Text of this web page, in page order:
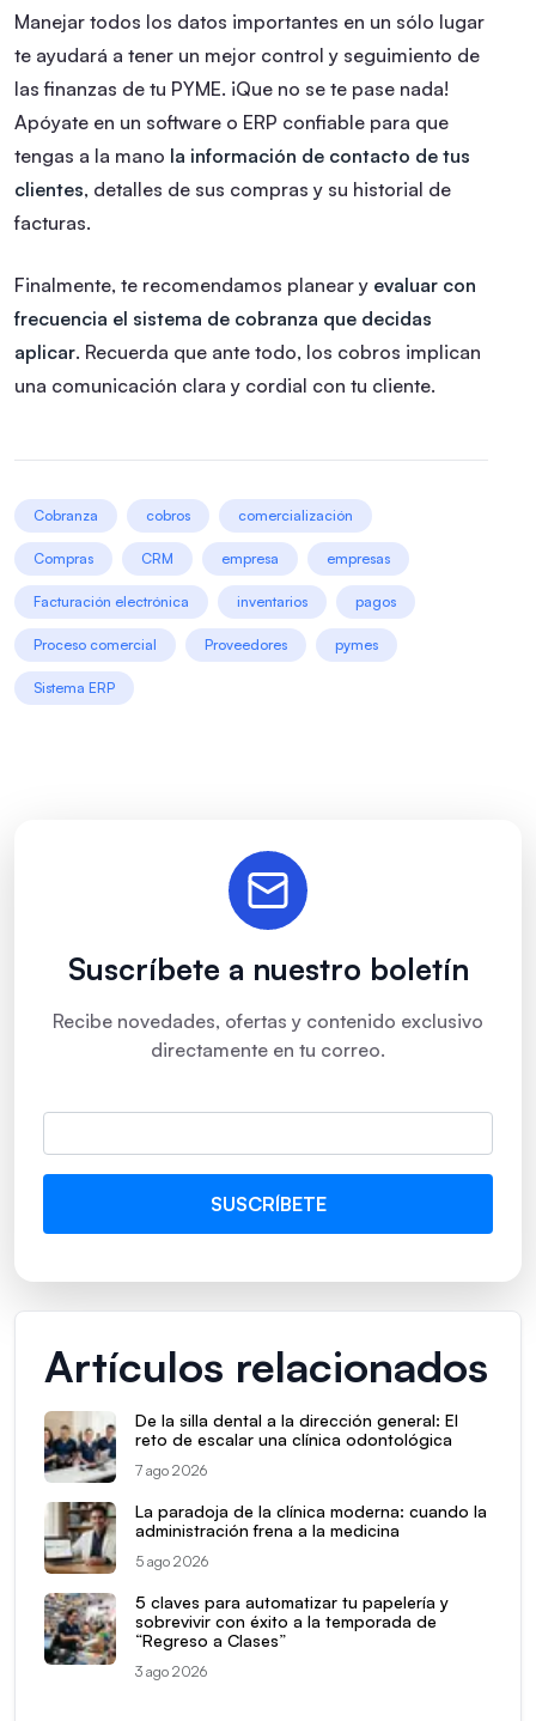
Manejar todos los datos importantes en un sólo lugar
te ayudará a tener un mejor control y seguimiento de
las finanzas de tu PYME. ¡Que no se te pase nada!
Apóyate en un software o ERP confiable para que
tengas a la mano la información de contacto de tus
clientes, detalles de sus compras y su historial de
facturas.
Finalmente, te recomendamos planear y evaluar con
frecuencia el sistema de cobranza que decidas
aplicar. Recuerda que ante todo, los cobros implican
una comunicación clara y cordial con tu cliente.
Cobranza cobros comercialización
Compras CRM empresa empresas
Facturación electrónica inventarios pagos
Proceso comercial Proveedores pymes
Sistema ERP
Suscríbete a nuestro boletín
Recibe novedades, ofertas y contenido exclusivo
directamente en tu correo.
Artículos relacionados
De la silla dental a la dirección general: El
reto de escalar una clínica odontológica
7 ago 2026
La paradoja de la clínica moderna: cuando la
administración frena a la medicina
5 ago 2026
5 claves para automatizar tu papelería y
sobrevivir con éxito a la temporada de
“Regreso a Clases”
3 ago 2026